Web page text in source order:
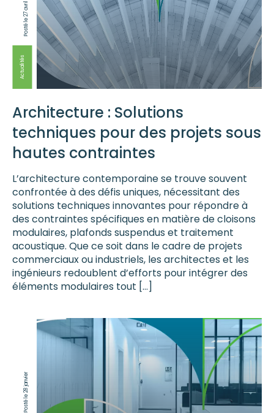
Posté le 27 avril
Actualités
Architecture : Solutions
techniques pour des projets sous
hautes contraintes
L’architecture contemporaine se trouve souvent
confrontée à des défis uniques, nécessitant des
solutions techniques innovantes pour répondre à
des contraintes spécifiques en matière de cloisons
modulaires, plafonds suspendus et traitement
acoustique. Que ce soit dans le cadre de projets
commerciaux ou industriels, les architectes et les
ingénieurs redoublent d’efforts pour intégrer des
éléments modulaires tout […]
Posté le 28 janvier